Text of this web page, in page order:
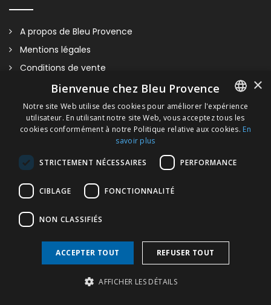
TOP
A propos de Bleu Provence
Mentions légales
Conditions de vente
Nous contacter
Visitez notre Showroom
Plan du site
FRENCH
GERMAN
×
Bienvenue chez Bleu Provence
Notre site Web utilise des cookies pour améliorer l'expérience
utilisateur. En utilisant notre site Web, vous acceptez tous les
cookies conformément à notre Politique relative aux cookies. En
savoir plus
STRICTEMENT NÉCESSAIRES PERFORMANCE
CIBLAGE FONCTIONNALITÉ
NON CLASSIFIÉS
ACCEPTER TOUT REFUSER TOUT
AFFICHER LES DÉTAILS